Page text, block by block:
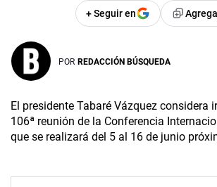
+ Seguir en
POR REDACCIÓN BÚSQUEDA
El presidente Tabaré Vázquez considera
106ª reunión de la Conferencia
que se realizará del 5 al 16 de junio